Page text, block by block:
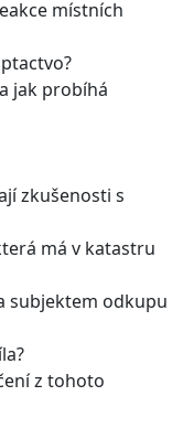
místních
jak probíhá
zkušenosti s
má v katastru
subjektem odkupu
z tohoto